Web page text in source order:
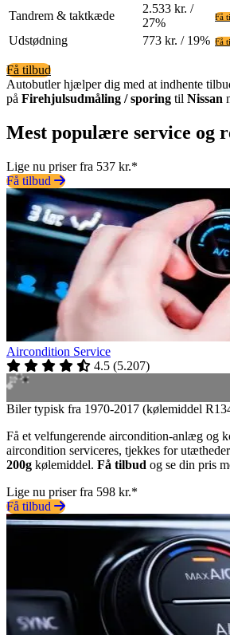
Tandrem & taktkæde
2.533 kr. /
27%
Få
Udstødning 773 kr. / 19% Få
Få tilbud
Autobutler hjælper dig med at indhente
på Firehjulsudmåling / sporing til Nissan
Mest populære service og
Lige nu priser fra 537 kr.*
Få tilbud
Aircondition Service
4.5 (5.207)
Biler typisk fra 1970-2017 (kølemiddel
Få et velfungerende aircondition-anlæg og
aircondition serviceres, tjekkes for
200g kølemiddel. Få tilbud og se din pris
Lige nu priser fra 598 kr.*
Få tilbud